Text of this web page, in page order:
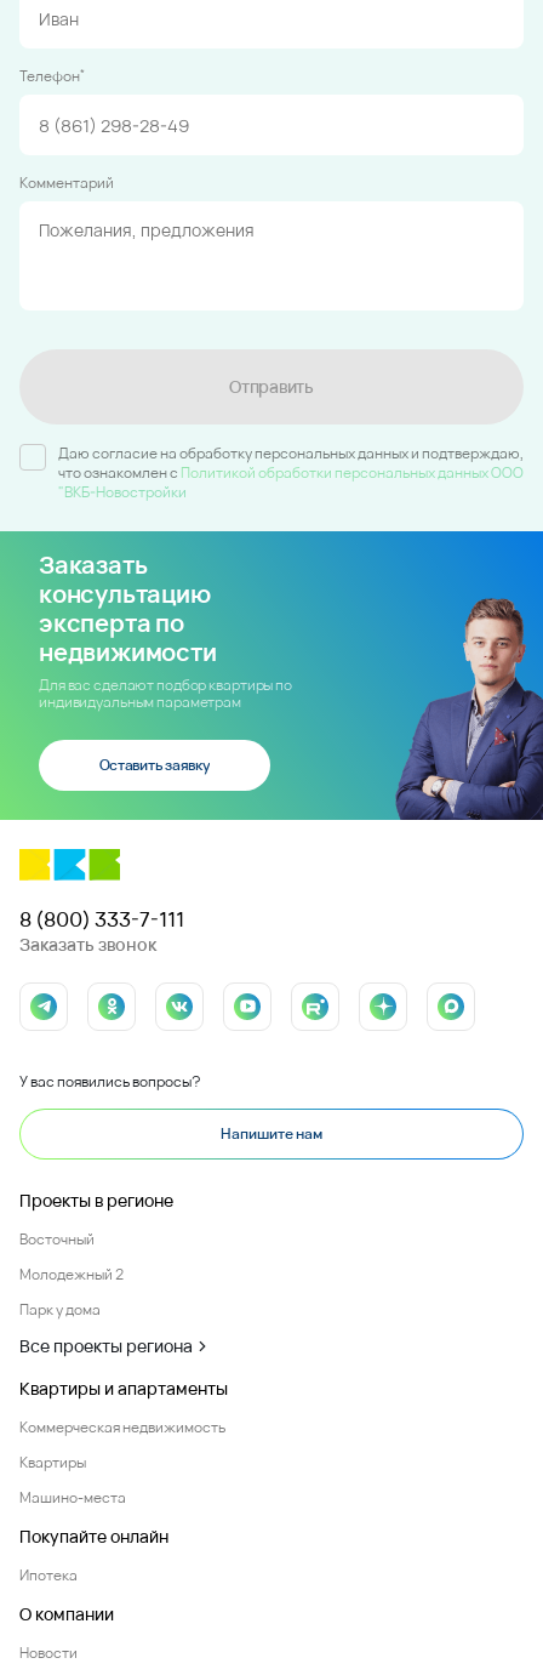
Телефон*
Комментарий
Отправить
Даю согласие на обработку персональных данных и подтверждаю,
что ознакомлен c Политикой обработки персональных данных ООО
"ВКБ-Новостройки
Заказать
консультацию
эксперта по
недвижимости
Для вас сделают подбор квартиры по
индивидуальным параметрам
Оставить заявку
8 (800) 333-7-111
Заказать звонок
У вас появились вопросы?
Напишите нам
Проекты в регионе
Восточный
Молодежный 2
Парк у дома
Все проекты региона
Квартиры и апартаменты
Коммерческая недвижимость
Квартиры
Машино-места
Покупайте онлайн
Ипотека
О компании
Новости